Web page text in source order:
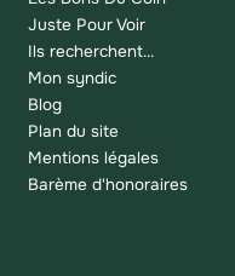
Juste Pour Voir
Ils recherchent...
Mon syndic
Blog
Plan du site
Mentions légales
Barème d'honoraires